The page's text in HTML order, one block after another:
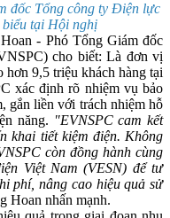
đốc Tổng công ty Điện lực
tại Hội nghị
- Phó Tổng Giám đốc
cho biết: Là đơn vị
hơn 9,5 triệu khách hàng tại
xác định rõ nhiệm vụ bảo
gắn liền với trách nhiệm hỗ
năng. "EVNSPC cam kết
khai tiết kiệm điện. Không
còn đồng hành cùng
Việt Nam (VESN) để tư
phí, nâng cao hiệu quả sử
Hoan nhấn mạnh.